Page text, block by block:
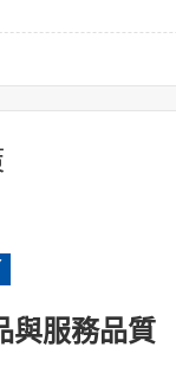
與服務品質